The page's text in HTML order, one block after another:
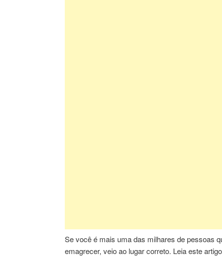
Se você é mais uma das milhares de pessoas
emagrecer, veio ao lugar correto. Leia este